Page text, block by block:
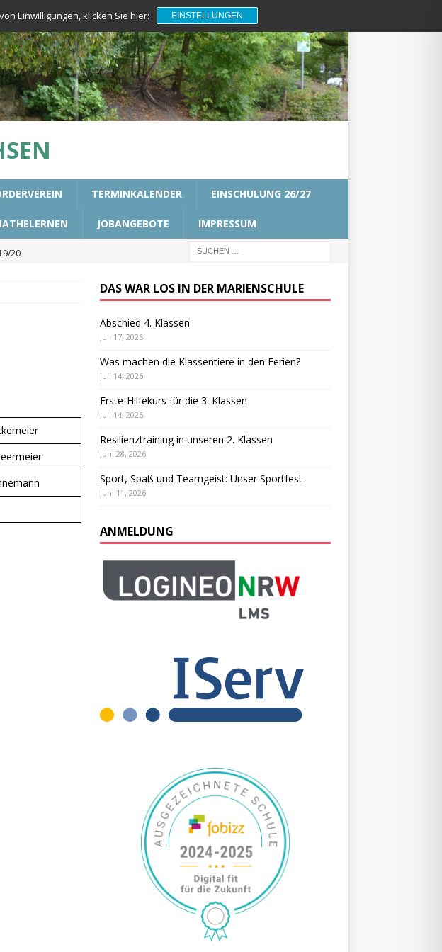
TERMINKALENDER EINSCHULUNG 26/27
JOBANGEBOTE IMPRESSUM
20
DAS WAR LOS IN DER MARIENSCHULE
Abschied 4. Klassen
Juli 17, 2026
Was machen die Klassentiere in den Ferien?
Juli 14, 2026
Erste-Hilfekurs für die 3. Klassen
Juli 14, 2026
Resilienztraining in unseren 2. Klassen
Juni 28, 2026
Sport, Spaß und Teamgeist: Unser Sportfest
Juni 11, 2026
ANMELDUNG
Einwilligungen, klicken Sie hier: EINSTELLUNGEN